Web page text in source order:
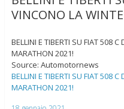
VINCONO LA
BELLINI E TIBERTI SU FIAT 508
MARATHON 2021!
Source: Automotornews
BELLINI E TIBERTI SU FIAT 508
MARATHON 2021!